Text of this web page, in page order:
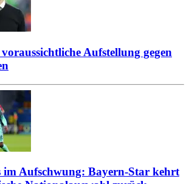
Aufstellung gegen
im Aufschwung: Bayern-Star kehrt